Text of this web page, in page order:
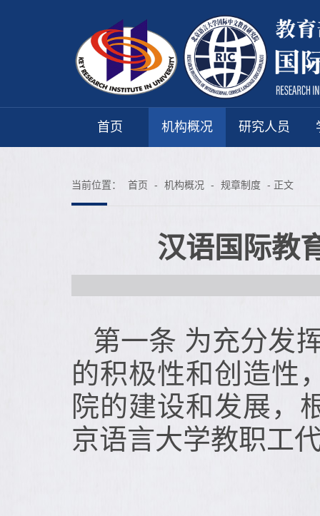
首页 机构概况 研究人员
当前位置： 首页 - 机构概况 - 规章制度 - 正文
汉语国际教
第一条 为充分发
的积极性和创造性
院的建设和发展，
京语言大学教职工